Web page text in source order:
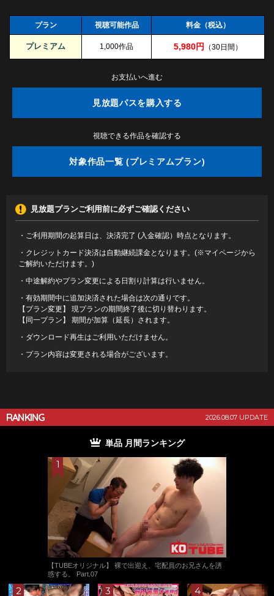
プラン 視聴可能作品 料金（税込）
プレミアム 1,000作品 5,980円 （30日間）
お支払いへ進む
見放題パスを購入する
視聴できる作品を確認する
対象作品一覧 (プレミアムプラン)
見放題プランご利用前に必ずご確認ください
・ご利用期間の起算日は、決済完了 (入金確認）時点となります。
・クレジットカード決済は自動継続課金となります。(※マイページから
ご解約いただけます。)
・中途解約やプラン変更による日割り計算は行いません。
・有効期間中に追加決済された場合は次の通りです。
【プラン変更】 現プランの期間終了後に切り替わります。
【同一プラン】 期間が加算（延長）されます。
・ダウンロード再生はご利用いただけません。
・プラン内容は変更される場合がございます。
RANKING 2026.08.07 UPDATE
単品 月間ランキング
【TUBEオリジナル】 裸で出迎え、宅配員のお兄さんを誘
惑する。 Part.07